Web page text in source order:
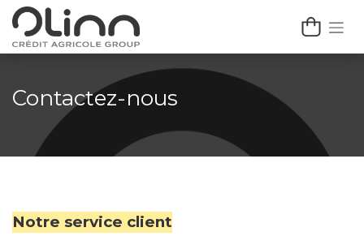
Se rendre au contenu
Contactez-nous
Notre service client